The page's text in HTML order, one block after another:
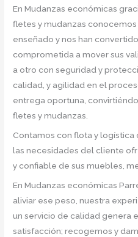
En Mudanzas económicas
fletes y mudanzas
enseñado y nos han
comprometida a mover sus
a otro con seguridad y
calidad, y agilidad en el
entrega oportuna,
fletes y mudanzas.
Contamos con flota y
las necesidades del cliente
y confiable de sus muebles,
En Mudanzas económicas
aliviar ese peso, nuestra
un servicio de calidad genera
satisfacción; recogemos y